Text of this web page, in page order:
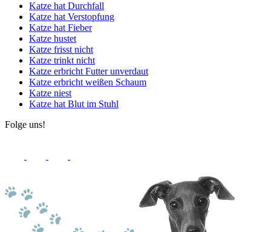
Katze hat Durchfall
Katze hat Verstopfung
Katze hat Fieber
Katze hustet
Katze frisst nicht
Katze trinkt nicht
Katze erbricht Futter unverdaut
Katze erbricht weißen Schaum
Katze niest
Katze hat Blut im Stuhl
Folge uns!